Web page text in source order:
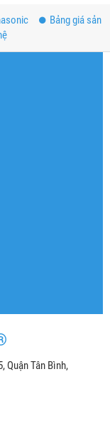
Bảng giá sản
Quận Tân Bình,